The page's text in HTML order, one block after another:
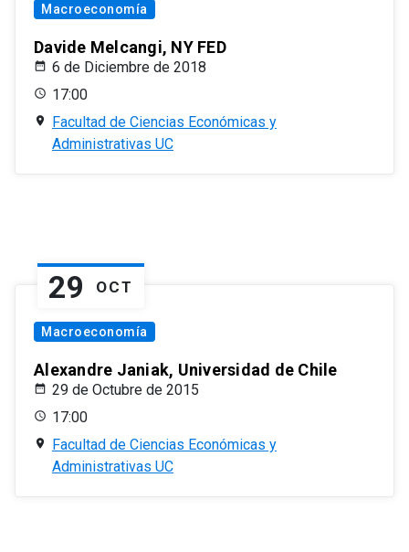
Macroeconomía
Davide Melcangi, NY FED
6 de Diciembre de 2018
17:00
Facultad de Ciencias Económicas y
Administrativas UC
29 OCT
Macroeconomía
Alexandre Janiak, Universidad de Chile
29 de Octubre de 2015
17:00
Facultad de Ciencias Económicas y
Administrativas UC